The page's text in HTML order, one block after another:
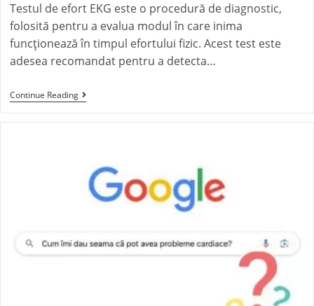
Testul de efort EKG este o procedură de diagnostic,
folosită pentru a evalua modul în care inima
funcționează în timpul efortului fizic. Acest test este
adesea recomandat pentru a detecta…
Continue Reading